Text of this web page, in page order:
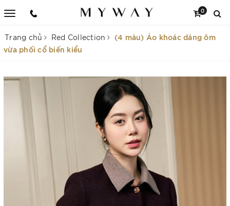
0
Trang chủ Red Collection
(4 màu) Áo khoác dáng ôm
vừa phối cổ biến kiểu